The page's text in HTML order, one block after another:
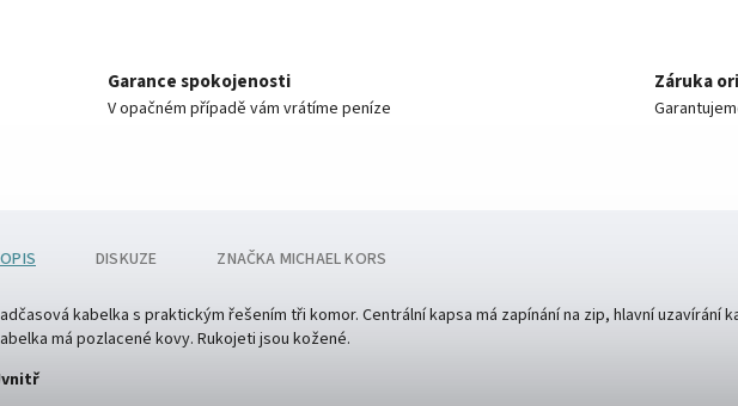
Garance spokojenosti
V opačném případě vám vrátíme peníze
Záruka
DISKUZE ZNAČKA MICHAEL KORS
kabelka s praktickým řešením tři komor. Centrální kapsa má zapínání na zip, hlavní uzavírání
má pozlacené kovy. Rukojeti jsou kožené.